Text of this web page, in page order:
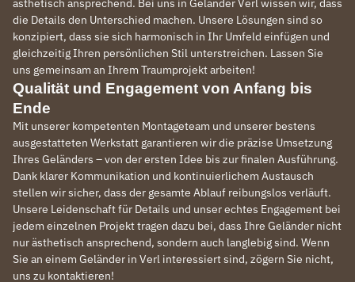
ästhetisch ansprechend. Bei uns in Geländer Verl wissen wir, dass
die Details den Unterschied machen. Unsere Lösungen sind so
konzipiert, dass sie sich harmonisch in Ihr Umfeld einfügen und
gleichzeitig Ihren persönlichen Stil unterstreichen. Lassen Sie
uns gemeinsam an Ihrem Traumprojekt arbeiten!
Qualität und Engagement von Anfang bis
Ende
Mit unserer kompetenten Montageteam und unserer bestens
ausgestatteten Werkstatt garantieren wir die präzise Umsetzung
Ihres Geländers – von der ersten Idee bis zur finalen Ausführung.
Dank klarer Kommunikation und kontinuierlichem Austausch
stellen wir sicher, dass der gesamte Ablauf reibungslos verläuft.
Unsere Leidenschaft für Details und unser echtes Engagement bei
jedem einzelnen Projekt tragen dazu bei, dass Ihre Geländer nicht
nur ästhetisch ansprechend, sondern auch langlebig sind. Wenn
Sie an einem Geländer in Verl interessiert sind, zögern Sie nicht,
uns zu kontaktieren!